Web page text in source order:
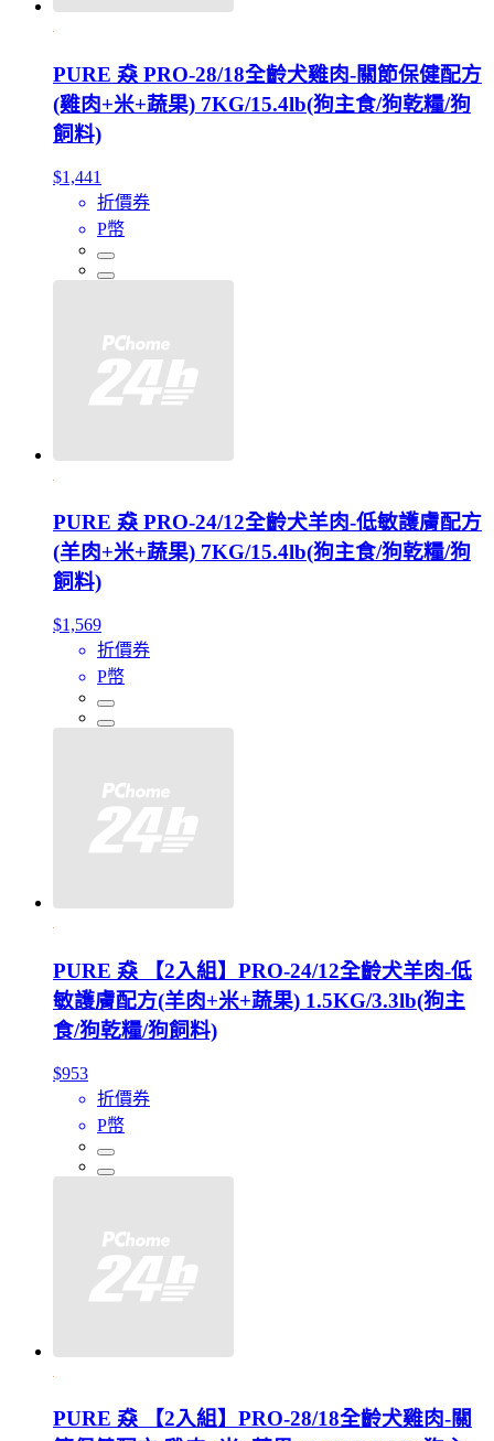
PURE 猋 PRO-28/18全齡犬雞肉-關節保健配方
(雞肉+米+蔬果) 7KG/15.4lb(狗主食/狗乾糧/狗
飼料)
$1,441
折價券
P幣
PURE 猋 PRO-24/12全齡犬羊肉-低敏護膚配方
(羊肉+米+蔬果) 7KG/15.4lb(狗主食/狗乾糧/狗
飼料)
$1,569
折價券
P幣
PURE 猋 【2入組】PRO-24/12全齡犬羊肉-低
敏護膚配方(羊肉+米+蔬果) 1.5KG/3.3lb(狗主
食/狗乾糧/狗飼料)
$953
折價券
P幣
PURE 猋 【2入組】PRO-28/18全齡犬雞肉-關